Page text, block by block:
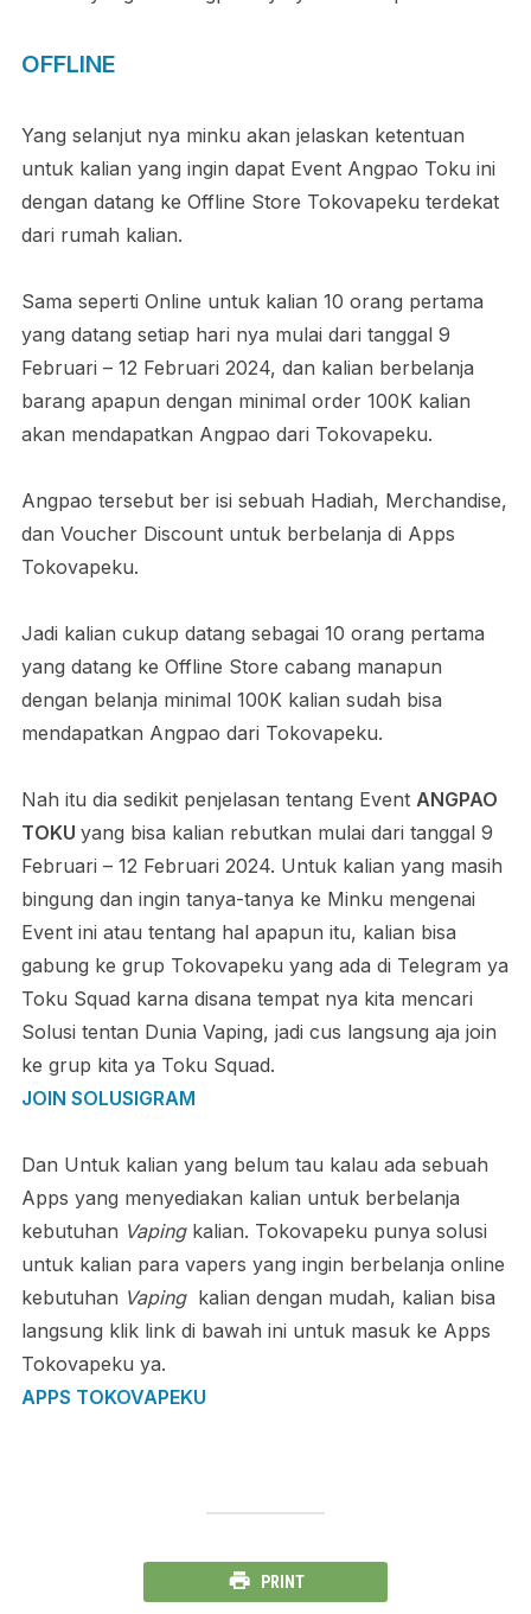
OFFLINE
Yang selanjut nya minku akan jelaskan ketentuan
untuk kalian yang ingin dapat Event Angpao Toku ini
dengan datang ke Offline Store Tokovapeku terdekat
dari rumah kalian.
Sama seperti Online untuk kalian 10 orang pertama
yang datang setiap hari nya mulai dari tanggal 9
Februari – 12 Februari 2024, dan kalian berbelanja
barang apapun dengan minimal order 100K kalian
akan mendapatkan Angpao dari Tokovapeku.
Angpao tersebut ber isi sebuah Hadiah, Merchandise,
dan Voucher Discount untuk berbelanja di Apps
Tokovapeku.
Jadi kalian cukup datang sebagai 10 orang pertama
yang datang ke Offline Store cabang manapun
dengan belanja minimal 100K kalian sudah bisa
mendapatkan Angpao dari Tokovapeku.
Nah itu dia sedikit penjelasan tentang Event ANGPAO
TOKU yang bisa kalian rebutkan mulai dari tanggal 9
Februari – 12 Februari 2024. Untuk kalian yang masih
bingung dan ingin tanya-tanya ke Minku mengenai
Event ini atau tentang hal apapun itu, kalian bisa
gabung ke grup Tokovapeku yang ada di Telegram ya
Toku Squad karna disana tempat nya kita mencari
Solusi tentan Dunia Vaping, jadi cus langsung aja join
ke grup kita ya Toku Squad.
JOIN SOLUSIGRAM
Dan Untuk kalian yang belum tau kalau ada sebuah
Apps yang menyediakan kalian untuk berbelanja
kebutuhan Vaping kalian. Tokovapeku punya solusi
untuk kalian para vapers yang ingin berbelanja online
kebutuhan Vaping kalian dengan mudah, kalian bisa
langsung klik link di bawah ini untuk masuk ke Apps
Tokovapeku ya.
APPS TOKOVAPEKU
PRINT